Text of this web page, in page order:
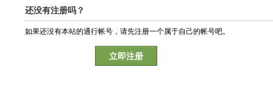
还没有注册吗？
如果还没有本站的通行帐号，请先注册一个属于自己的帐号吧。
立即注册